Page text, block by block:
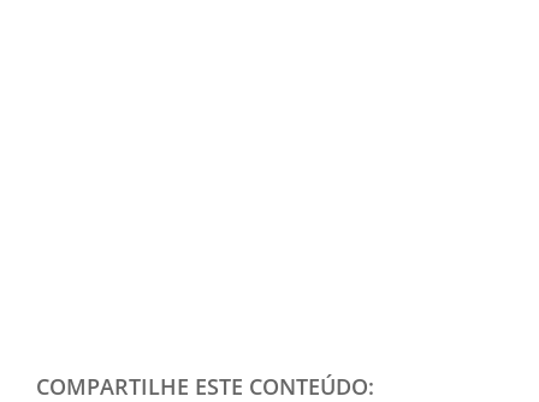
COMPARTILHE ESTE CONTEÚDO: